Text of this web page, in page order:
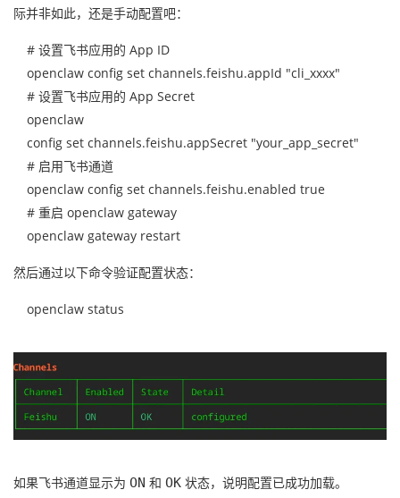
际并非如此，还是手动配置吧：
# 设置飞书应用的 App ID
openclaw config set channels.feishu.appId "cli_xxxx"
# 设置飞书应用的 App Secret
openclaw
config set channels.feishu.appSecret "your_app_secret"
# 启用飞书通道
openclaw config set channels.feishu.enabled true
# 重启 openclaw gateway
openclaw gateway restart
然后通过以下命令验证配置状态：
openclaw status
如果飞书通道显示为 ON 和 OK 状态，说明配置已成功加载。